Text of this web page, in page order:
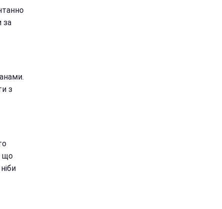
за
з
що